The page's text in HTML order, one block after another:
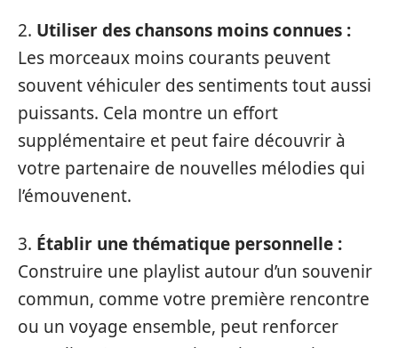
2. Utiliser des chansons moins connues :
Les morceaux moins courants peuvent
souvent véhiculer des sentiments tout aussi
puissants. Cela montre un effort
supplémentaire et peut faire découvrir à
votre partenaire de nouvelles mélodies qui
l’émouvenent.
3. Établir une thématique personnelle :
Construire une playlist autour d’un souvenir
commun, comme votre première rencontre
ou un voyage ensemble, peut renforcer